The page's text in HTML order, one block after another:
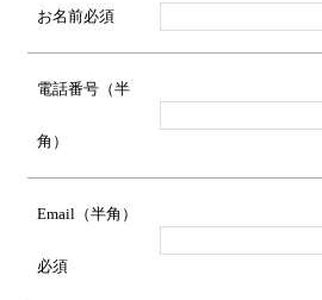
お名前必須
電話番号（半
角）
Email（半角）
必須